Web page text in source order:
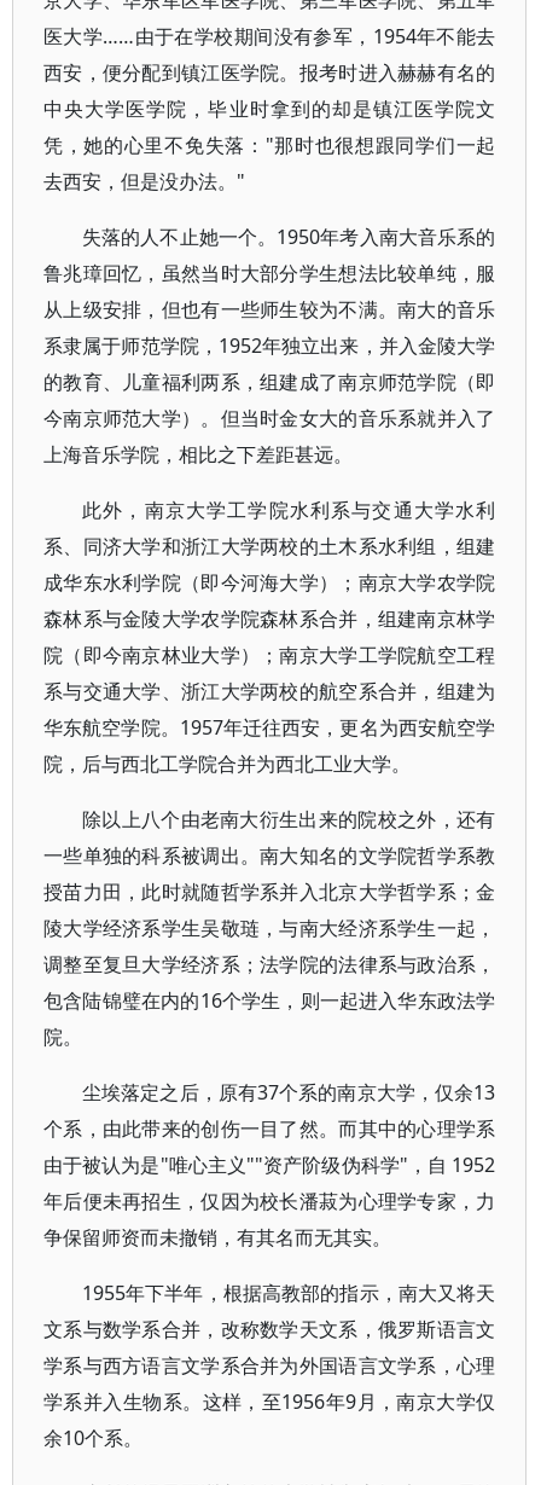
医大学……由于在学校期间没有参军，1954年不能去
西安，便分配到镇江医学院。报考时进入赫赫有名的
中央大学医学院，毕业时拿到的却是镇江医学院文
凭，她的心里不免失落："那时也很想跟同学们一起
去西安，但是没办法。"
失落的人不止她一个。1950年考入南大音乐系的
鲁兆璋回忆，虽然当时大部分学生想法比较单纯，服
从上级安排，但也有一些师生较为不满。南大的音乐
系隶属于师范学院，1952年独立出来，并入金陵大学
的教育、儿童福利两系，组建成了南京师范学院（即
今南京师范大学）。但当时金女大的音乐系就并入了
上海音乐学院，相比之下差距甚远。
此外，南京大学工学院水利系与交通大学水利
系、同济大学和浙江大学两校的土木系水利组，组建
成华东水利学院（即今河海大学）；南京大学农学院
森林系与金陵大学农学院森林系合并，组建南京林学
院（即今南京林业大学）；南京大学工学院航空工程
系与交通大学、浙江大学两校的航空系合并，组建为
华东航空学院。1957年迁往西安，更名为西安航空学
院，后与西北工学院合并为西北工业大学。
除以上八个由老南大衍生出来的院校之外，还有
一些单独的科系被调出。南大知名的文学院哲学系教
授苗力田，此时就随哲学系并入北京大学哲学系；金
陵大学经济系学生吴敬琏，与南大经济系学生一起，
调整至复旦大学经济系；法学院的法律系与政治系，
包含陆锦璧在内的16个学生，则一起进入华东政法学
院。
尘埃落定之后，原有37个系的南京大学，仅余13
个系，由此带来的创伤一目了然。而其中的心理学系
由于被认为是"唯心主义""资产阶级伪科学"，自 1952
年后便未再招生，仅因为校长潘菽为心理学专家，力
争保留师资而未撤销，有其名而无其实。
1955年下半年，根据高教部的指示，南大又将天
文系与数学系合并，改称数学天文系，俄罗斯语言文
学系与西方语言文学系合并为外国语言文学系，心理
学系并入生物系。这样，至1956年9月，南京大学仅
余10个系。